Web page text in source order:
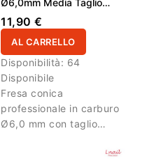
Ø6,0mm Media Taglio
Incrociato Super Cut - LL
14,6mm
11,90 €
AL CARRELLO
Disponibilità: 64
Disponibile
Fresa conica
professionale in carburo
Ø6,0 mm con taglio
Cut e AL 14,6 mm. Ideale